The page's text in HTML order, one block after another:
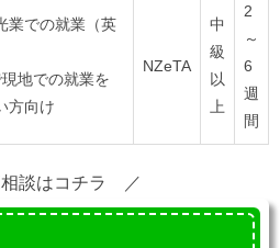
業での就業（英
現地での就業を
方向け
NZeTA
中
級
以
上
2
～
6
週
間
談はコチラ ／